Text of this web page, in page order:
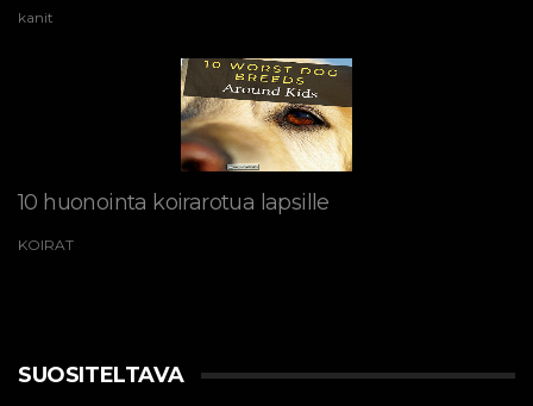
kanit
10 huonointa koirarotua lapsille
KOIRAT
SUOSITELTAVA